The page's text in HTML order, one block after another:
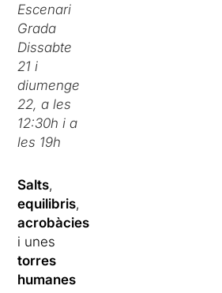
Escenari
Grada
Dissabte
21 i
diumenge
22, a les
12:30h i a
les 19h
Salts,
equilibris,
acrobàcies
i unes
torres
humanes